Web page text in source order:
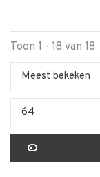
Toon 1 - 18 van 18
Meest bekeken
64